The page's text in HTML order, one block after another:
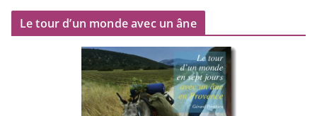
Le tour d’un monde avec un âne